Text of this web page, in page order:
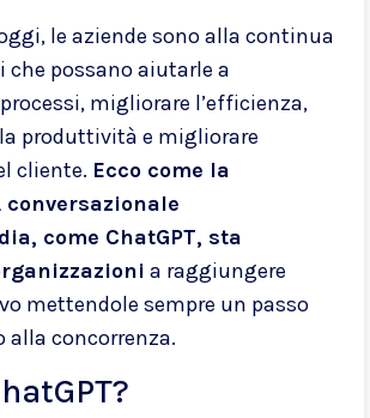
le aziende sono alla continua
che possano aiutarle a
migliorare l’efficienza,
produttività e migliorare
cliente. Ecco come la
come ChatGPT, sta
a raggiungere
mettendole sempre un passo
concorrenza.